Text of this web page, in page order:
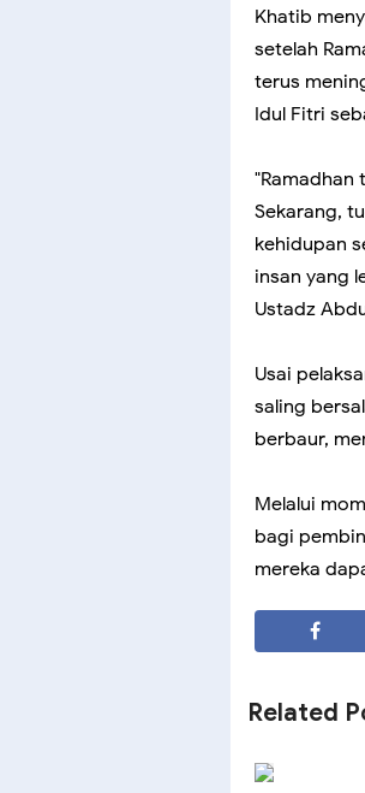
Khatib
setelah
terus
Idul Fitri
"Ramadhan
Sekarang,
kehidupan
insan yang
Ustadz
Usai
saling
berbaur,
Melalui
bagi
mereka
Related